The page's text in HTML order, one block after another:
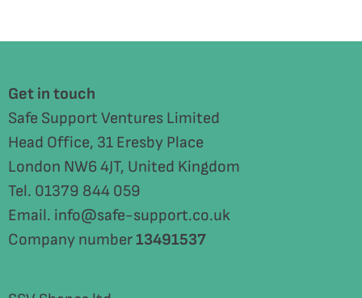
Get in touch
Safe Support Ventures Limited
Head Office, 31 Eresby Place
London NW6 4JT, United Kingdom
Tel. 01379 844 059
Email. info@safe-support.co.uk
Company number13491537